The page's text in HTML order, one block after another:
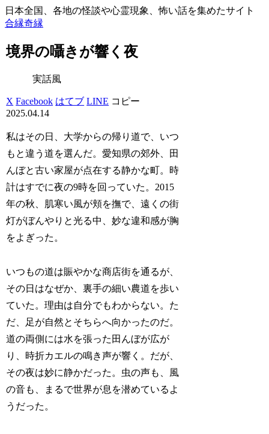
日本全国、各地の怪談や心霊現象、怖い話を集めたサイト
合縁奇縁
境界の囁きが響く夜
実話風
X Facebook はてブ LINE コピー
2025.04.14
私はその日、大学からの帰り道で、いつ
もと違う道を選んだ。愛知県の郊外、田
んぼと古い家屋が点在する静かな町。時
計はすでに夜の9時を回っていた。2015
年の秋、肌寒い風が頬を撫で、遠くの街
灯がぼんやりと光る中、妙な違和感が胸
をよぎった。
いつもの道は賑やかな商店街を通るが、
その日はなぜか、裏手の細い農道を歩い
ていた。理由は自分でもわからない。た
だ、足が自然とそちらへ向かったのだ。
道の両側には水を張った田んぼが広が
り、時折カエルの鳴き声が響く。だが、
その夜は妙に静かだった。虫の声も、風
の音も、まるで世界が息を潜めているよ
うだった。